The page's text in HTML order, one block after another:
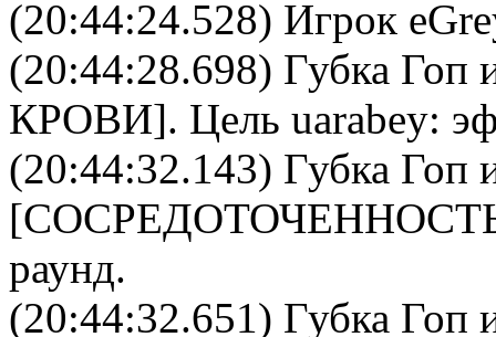
(20:44:24.528) Игрок
(20:44:28.698) Губка Гоп
КРОВИ]. Цель uarabey:
(20:44:32.143) Губка Гоп
[
раунд.
(20:44:32.651) Губка Гоп